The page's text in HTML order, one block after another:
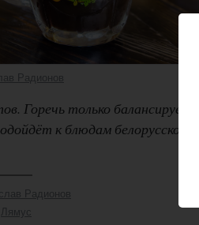
Радионов
Горечь только балансирует
к блюдам
Радионов
Лямус